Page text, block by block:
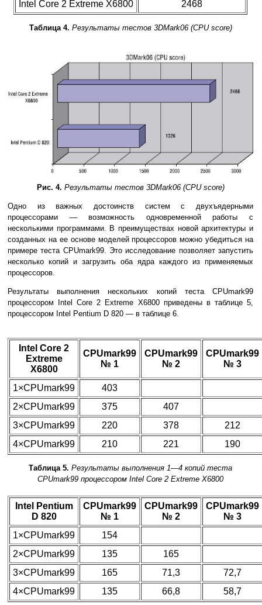
Intel Core 2 Extreme X6800 2468
Таблица 4. Результаты тестов 3DMark06 (CPU score)
Рис. 4. Результаты тестов 3DMark06 (CPU score)
Одно из важных достоинств систем с двухъядерными
процессорами — возможность одновременной работы с
несколькими программами. В преимуществах новой архитектуры и
созданных на ее основе моделей процессоров можно убедиться на
примере теста CPUmark99. Это исследование позволяет запустить
несколько копий и загрузить оба ядра каждого из применяемых
процессоров.
Результаты выполнения нескольких копий теста CPUmark99
процессором Intel Core 2 Extreme X6800 приведены в таблице 5,
процессором Intel Pentium D 820 — в таблице 6.
Intel Core 2
Extreme
X6800
CPUmark99
№ 1
CPUmark99
№ 2
CPUmark99
№ 3
1×CPUmark99
403
2×CPUmark99
375
407
3×CPUmark99
220 378
212
4×CPUmark99
210 221 190
Таблица 5. Результаты выполнения 1—4 копий теста
CPUmark99 процессором Intel Core 2 Extreme X6800
Intel Pentium
D 820
CPUmark99
№ 1
CPUmark99
№ 2
CPUmark99
№ 3
1×CPUmark99
154
2×CPUmark99
135
165
3×CPUmark99
165 71,3
72,7
4×CPUmark99
135 66,8 58,7